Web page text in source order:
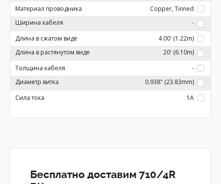
Материал проводника
Copper, Tinned
Ширина кабеля
-
Длина в сжатом виде
4.00' (1.22m)
Длина в растянутом виде
20' (6.10m)
Толщина кабеля
-
Диаметр витка
0.938" (23.83mm)
Сила тока
1A
Бесплатно доставим 710/4R